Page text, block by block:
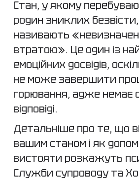
Стан, у якому
родин зниклих
називають
втратою». Це один із
емоційних досвідів,
не може завершити
горювання, адже немає
відповіді.
Детальніше про те, що
вашим станом і як
вистояти розкажуть
Служби супроводу та